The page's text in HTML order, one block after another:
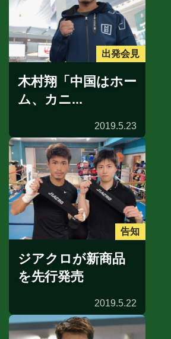
出発会見
木村翔「中国はホー
ム、カニ...
2019.5.23
告知
ジアクロが新商品
を先行発売
2019.5.22